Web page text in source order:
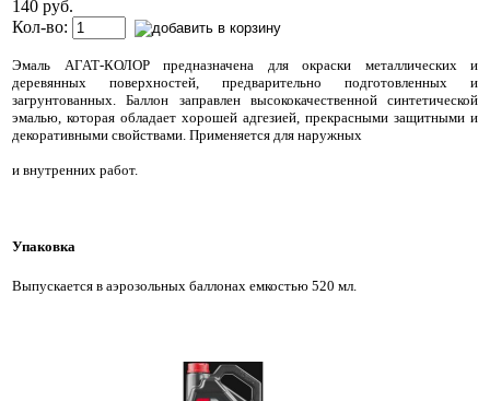
140 руб.
Кол-во:
Эмаль АГАТ-КОЛОР предназначена для окраски металлических и
деревянных поверхностей, предварительно подготовленных и
загрунтованных. Баллон заправлен высококачественной синтетической
эмалью, которая обладает хорошей адгезией, прекрасными защитными и
декоративными свойствами. Применяется для наружных
и внутренних работ.
Упаковка
Выпускается в аэрозольных баллонах емкостью 520 мл.